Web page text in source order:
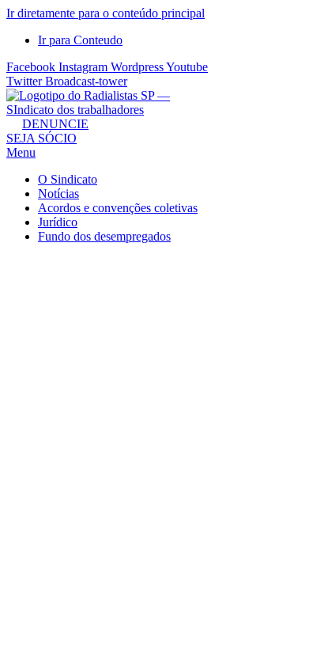
Ir diretamente para o conteúdo principal
Ir para Conteudo
Facebook Instagram WordpressYoutube
Twitter Broadcast-tower
Sindicato
dos
Radialistas
São
Paulo
Sindicato
DENUNCIE
SEJA SÓCIO
Menu
O Sindicato
Notícias
Acordos e convenções coletivas
Jurídico
Fundo dos desempregados